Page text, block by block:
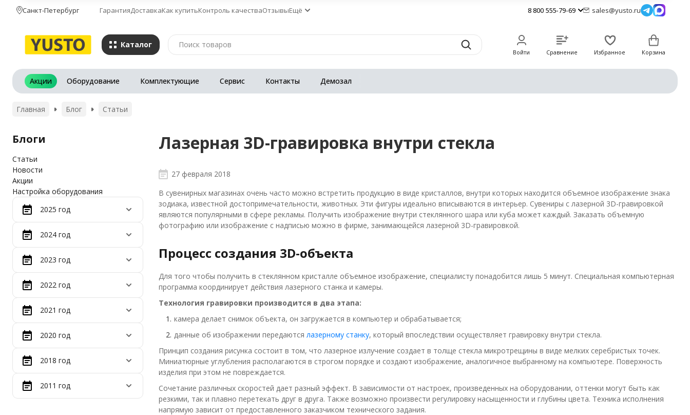
Санкт-Петербург ГарантияДоставкаКак купитьКонтроль качестваОтзывыЕщё 8 800 555-79-69 sales@yusto.ru
Каталог
Войти Сравнение Избранное Корзина
Акции Оборудование Комплектующие Сервис Контакты Демозал
Главная Блог Статьи
Лазерная 3D-гравировка внутри стекла
27 февраля 2018
В сувенирных магазинах очень часто можно встретить продукцию в виде кристаллов, внутри которых находится объемное изображение знака
зодиака, известной достопримечательности, животных. Эти фигуры идеально вписываются в интерьер. Сувениры с лазерной 3D-гравировкой
являются популярными в сфере рекламы. Получить изображение внутри стеклянного шара или куба может каждый. Заказать объемную
фотографию или изображение с надписью можно в фирме, занимающейся лазерной 3D-гравировкой.
Процесс создания 3D-объекта
Для того чтобы получить в стеклянном кристалле объемное изображение, специалисту понадобится лишь 5 минут. Специальная компьютерная
программа координирует действия лазерного станка и камеры.
Технология гравировки производится в два этапа:
камера делает снимок объекта, он загружается в компьютер и обрабатывается;
данные об изображении передаются лазерному станку, который впоследствии осуществляет гравировку внутри стекла.
Принцип создания рисунка состоит в том, что лазерное излучение создает в толще стекла микротрещины в виде мелких серебристых точек.
Миниатюрные углубления располагаются в строгом порядке и создают изображение, аналогичное выбранному на компьютере. Поверхность
изделия при этом не повреждается.
Сочетание различных скоростей дает разный эффект. В зависимости от настроек, произведенных на оборудовании, оттенки могут быть как
резкими, так и плавно перетекать друг в друга. Также возможно произвести регулировку насыщенности и глубины цвета. Техника исполнения
напрямую зависит от предоставленного заказчиком технического задания.
Блоги
Статьи
Новости
Акции
Настройка оборудования
2025 год
2024 год
2023 год
2022 год
2021 год
2020 год
2018 год
2011 год